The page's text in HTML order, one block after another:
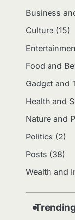
Business
Culture(15)
Food and
Gadget and
Health and
Nature and
Politics (2)
Posts (38)
Wealth and
2
4
5